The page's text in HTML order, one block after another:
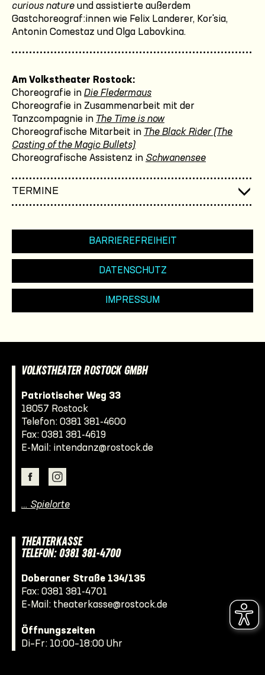
curious nature und assistierte außerdem
Gastchoreograf:innen wie Felix Landerer, Kor'sia,
Antonin Comestaz und Olga Labovkina.
Am Volkstheater Rostock:
Choreografie in Die Fledermaus
Choreografie in Zusammenarbeit mit der
Tanzcompagnie in The Time is now
Choreografische Mitarbeit in The Black Rider (The
Casting of the Magic Bullets)
Choreografische Assistenz in Schwanensee
TERMINE
BARRIEREFREIHEIT
DATENSCHUTZ
IMPRESSUM
VOLKSTHEATER ROSTOCK GMBH
Patriotischer Weg 33
18057 Rostock
Telefon: 0381 381-4600
Fax: 0381 381-4619
E-Mail: intendanz@rostock.de
… Spielorte
THEATERKASSE
TELEFON: 0381 381-4700
Doberaner Straße 134/135
Fax: 0381 381-4701
E-Mail: theaterkasse@rostock.de
Öffnungszeiten
Di–Fr: 10:00–18:00 Uhr